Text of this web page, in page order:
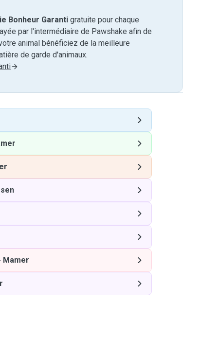
Bonheur Garanti gratuite pour chaque
par l'intermédiaire de Pawshake afin de
animal bénéficiez de la meilleure
de garde d'animaux.
Mamer